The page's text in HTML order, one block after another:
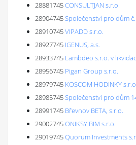
28881745CONSULTJAN s.r.o.
28904745Společenství pro dům
28910745VIPADD s.r.o.
28927745 IGENUS, a.s.
28933745 Lambdeo s.r.o. v
28956745 Pigan Group s.r.o.
28979745 KOSCOM HODINKY
28985745Společenství pro dům
28991745 Břevnov BETA, s.r.o.
29002745ONIKSY BIM s.r.o.
29019745Quorum Investments